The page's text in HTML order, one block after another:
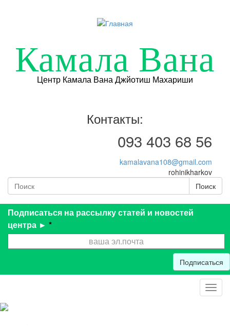
Камала Вана
Центр Камала Вана Джйотиш Махариши
Контакты:
093 403 68 56
kamalavana108@gmail.com
rohinikharkov
Форма поиска
Поиск
Поиск
Подписаться на рассылку статей и новостей
центра ► *
Подписаться